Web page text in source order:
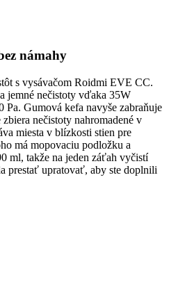
námahy
s vysávačom Roidmi EVE CC.
jemné nečistoty vďaka 35W
Pa. Gumová kefa navyše zabraňuje
nečistoty nahromadené v
miesta v blízkosti stien pre
má mopovaciu podložku a
ml, takže na jeden záťah vyčistí
prestať upratovať, aby ste doplnili